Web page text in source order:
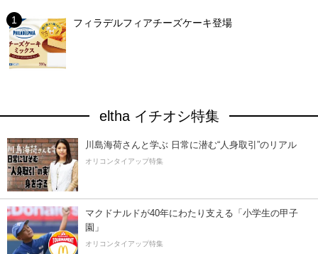
フィラデルフィアチーズケーキ登場
eltha イチオシ特集
川島海荷さんと学ぶ 日常に潜む“人身取引”のリアル
オリコンタイアップ特集
マクドナルドが40年にわたり支える「小学生の甲子
園」
オリコンタイアップ特集